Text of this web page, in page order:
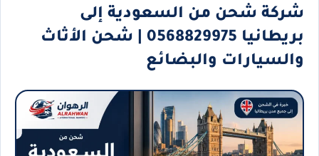
شركة شحن من السعودية إلى
بريطانيا 0568829975 | شحن الأثاث
والسيارات والبضائع